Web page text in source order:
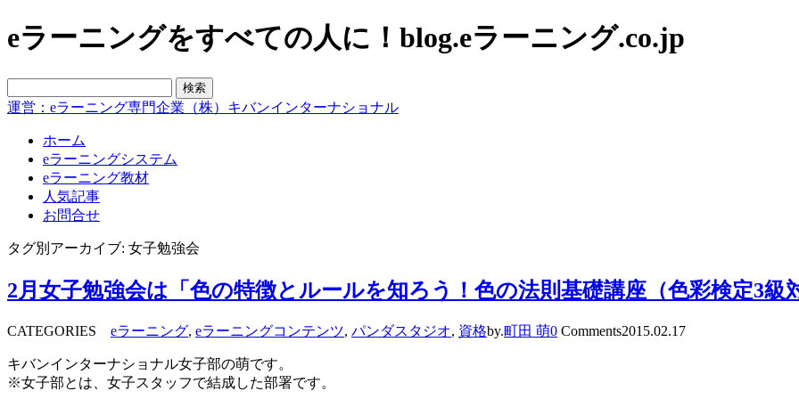
eラーニングをすべての人に！blog.eラーニング.co.jp
運営：eラーニング専門企業（株）キバンインターナショナル
ホーム
eラーニングシステム
eラーニング教材
人気記事
お問合せ
タグ別アーカイブ: 女子勉強会
2月女子勉強会は「色の特徴とルールを知ろう！色の法則基礎講座（色彩検定3級
CATEGORIES eラーニング, eラーニングコンテンツ, パンダスタジオ, 資格by.町田 萌0 Comments2015.02.17
キバンインターナショナル女子部の萌です。
※女子部とは、女子スタッフで結成した部署です。